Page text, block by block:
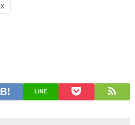
X
LINE